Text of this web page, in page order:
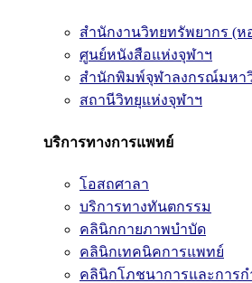
สำนักงานวิทยทรัพยากร (ห
ศูนย์หนังสือแห่งจุฬาฯ
สำนักพิมพ์จุฬาลงกรณ์มหา
สถานีวิทยุแห่งจุฬาฯ
บริการทางการแพทย์
โอสถศาลา
บริการทางทันตกรรม
คลินิกกายภาพบำบัด
คลินิกเทคนิคการแพทย์
คลินิกโภชนาการและการ